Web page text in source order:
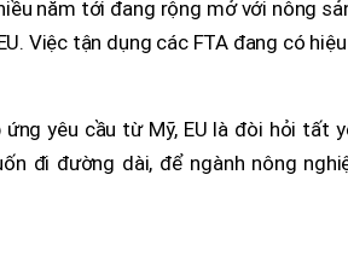
năm tới đang rộng mở với nông
Việc tận dụng các FTA đang có
yêu cầu từ Mỹ, EU là đòi hỏi tất
đi đường dài, để ngành nông